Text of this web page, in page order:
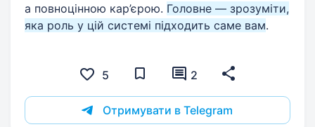
а повноцінною кар’єрою. Головне — зрозуміти,
яка роль у цій системі підходить саме вам.
5 2
Отримувати в Telegram